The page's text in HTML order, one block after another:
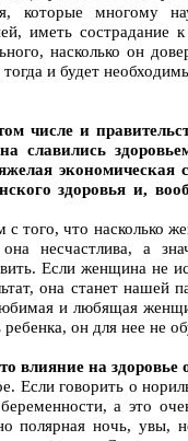
которые многому
иметь
насколько он
и будет
числе и
славились
здоровья и,
что насколько
несчастлива, а
Если женщина не
она станет
и любящая
он для нее не
влияние на здоровье
Если говорить о
а это
ночь, увы,